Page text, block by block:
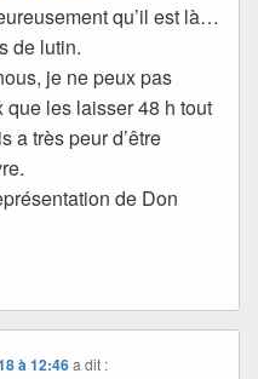
qu’il est là…
de lutin.
je ne peux pas
que les laisser 48 h tout
a très peur d’être
de Don
à 12:46 a dit :